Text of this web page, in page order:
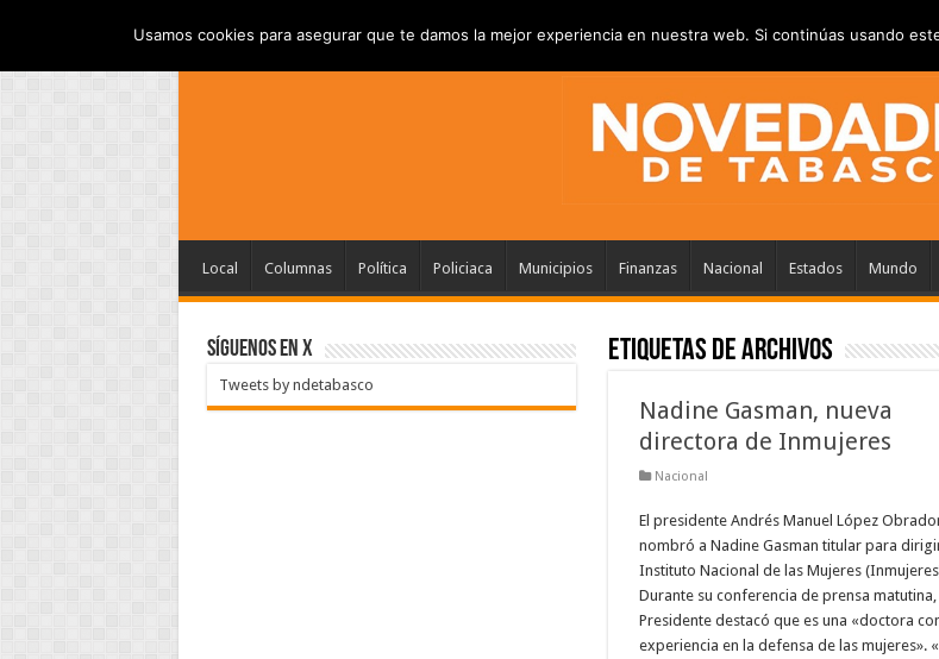
Local Columnas Política Policiaca Municipios Finanzas Nacional Estados Mundo
Etiquetas de Archivos
Nadine Gasman, nueva
directora de Inmujeres
Nacional
El presidente Andrés Manuel López
nombró a Nadine Gasman titular para
Instituto Nacional de las Mujeres
Durante su conferencia de prensa matutina,
Presidente destacó que es una «doctora
experiencia en la defensa de las mujeres».
SÍGUENOS EN X
Tweets by ndetabasco
Usamos cookies para asegurar que te damos la mejor experiencia en nuestra web. Si continúas usando